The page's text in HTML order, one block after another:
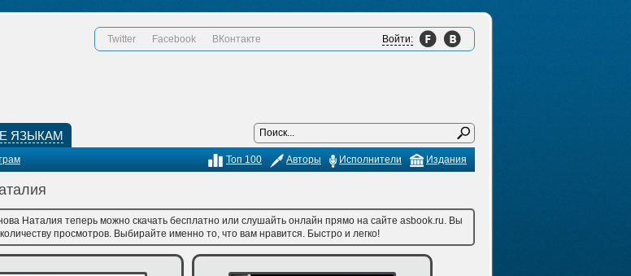
Twitter Facebook ВКонтакте Войти:
ЯЗЫКАМ
Издания
Исполнители
Авторы
Топ 100
Наталия теперь можно скачать бесплатно или слушайть онлайн прямо на сайте asbook.ru. Вы
просмотров. Выбирайте именно то, что вам нравится. Быстро и легко!